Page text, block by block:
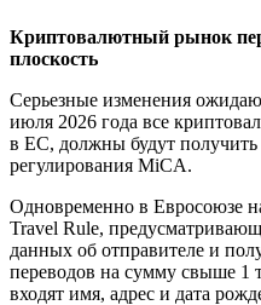
Криптовалютный рынок
плоскость
Серьезные изменения
июля 2026 года все
в ЕС, должны будут
регулирования MiCA.
Одновременно в Евросоюзе
Travel Rule,
данных об отправителе и
переводов на сумму свыше 1
входят имя, адрес и дата